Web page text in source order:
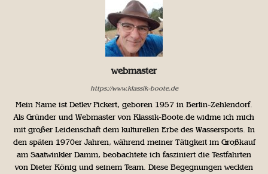
webmaster
https://www.klassik-boote.de
Mein Name ist Detlev Pickert, geboren 1957 in Berlin-Zehlendorf.
Als Gründer und Webmaster von Klassik-Boote.de widme ich mich
mit großer Leidenschaft dem kulturellen Erbe des Wassersports. In
den späten 1970er Jahren, während meiner Tätigkeit im Großkauf
am Saatwinkler Damm, beobachtete ich fasziniert die Testfahrten
von Dieter König und seinem Team. Diese Begegnungen weckten